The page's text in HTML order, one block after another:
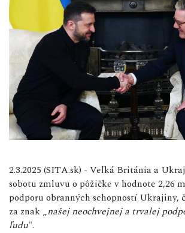
2.3.2025 (SITA.sk) - Veľká Británia a
sobotu zmluvu o pôžičke v hodnote 2,26
podporu obranných schopností Ukrajiny,
za znak „našej neochvejnej a trvalej
ľudu".